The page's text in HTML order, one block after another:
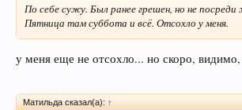
По себе сужу. Был ранее грешен, но не посреди
Пятница там суббота и всё. Отсохло у меня.
у меня еще не отсохло... но скоро,
Матильда сказал(а): ↑